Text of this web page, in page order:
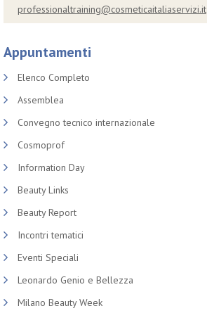
professionaltraining@cosmeticaitaliaservizi.it
Appuntamenti
Elenco Completo
Assemblea
Convegno tecnico internazionale
Cosmoprof
Information Day
Beauty Links
Beauty Report
Incontri tematici
Eventi Speciali
Leonardo Genio e Bellezza
Milano Beauty Week